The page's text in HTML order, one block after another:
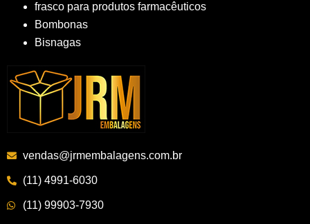
frasco para produtos farmacêuticos
Bombonas
Bisnagas
vendas@jrmembalagens.com.br
(11) 4991-6030
(11) 99903-7930